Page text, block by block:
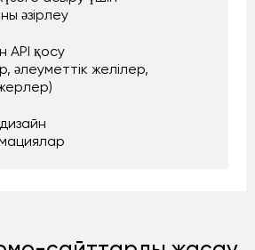
әзірлеу
API қосу
әлеуметтік желілер,